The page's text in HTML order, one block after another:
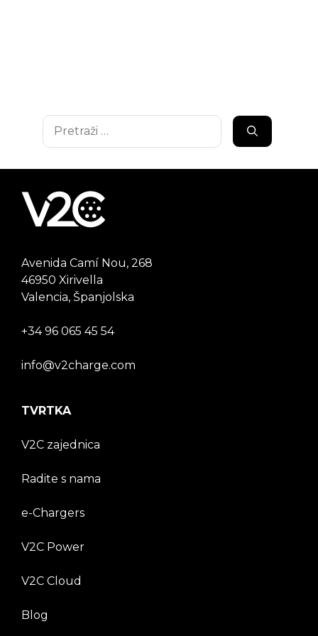
Pretraži:
Avenida Camí Nou, 268
46950 Xirivella
Valencia, Španjolska
+34 96 065 45 54
info@v2charge.com
TVRTKA
V2C zajednica
Radite s nama
e-Chargers
V2C Power
V2C Cloud
Blog